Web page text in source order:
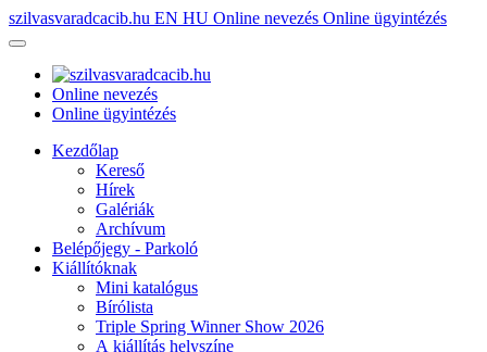
szilvasvaradcacib.hu EN HU Online nevezés Online ügyintézés
Online nevezés
Online ügyintézés
Kezdőlap
Kereső
Hírek
Galériák
Archívum
Belépőjegy - Parkoló
Kiállítóknak
Mini katalógus
Bírólista
Triple Spring Winner Show 2026
A kiállítás helyszíne